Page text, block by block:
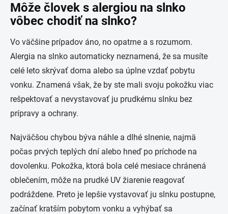
Môže človek s alergiou na slnko
vôbec chodiť na slnko?
Vo väčšine prípadov áno, no opatrne a s rozumom.
Alergia na slnko automaticky neznamená, že sa musíte
celé leto skrývať doma alebo sa úplne vzdať pobytu
vonku. Znamená však, že by ste mali svoju pokožku viac
rešpektovať a nevystavovať ju prudkému slnku bez
prípravy a ochrany.
Najväčšou chybou býva náhle a dlhé slnenie, najmä
počas prvých teplých dní alebo hneď po príchode na
dovolenku. Pokožka, ktorá bola celé mesiace chránená
oblečením, môže na prudké UV žiarenie reagovať
podráždene. Preto je lepšie vystavovať ju slnku postupne,
začínať kratším pobytom vonku a vyhýbať sa